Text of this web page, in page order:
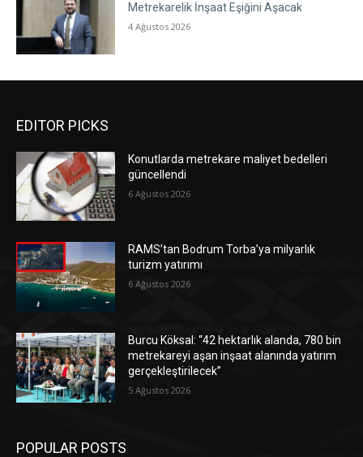
Metrekarelik İnşaat Eşiğini Aşacak
4 Ağustos 2026
EDITOR PICKS
Konutlarda metrekare maliyet bedelleri
güncellendi
6 Ağustos 2026
RAMS’tan Bodrum Torba’ya milyarlık
turizm yatırımı
6 Ağustos 2026
Burcu Köksal: “42 hektarlık alanda, 780 bin
metrekareyi aşan inşaat alanında yatırım
gerçekleştirilecek”
5 Ağustos 2026
POPULAR POSTS